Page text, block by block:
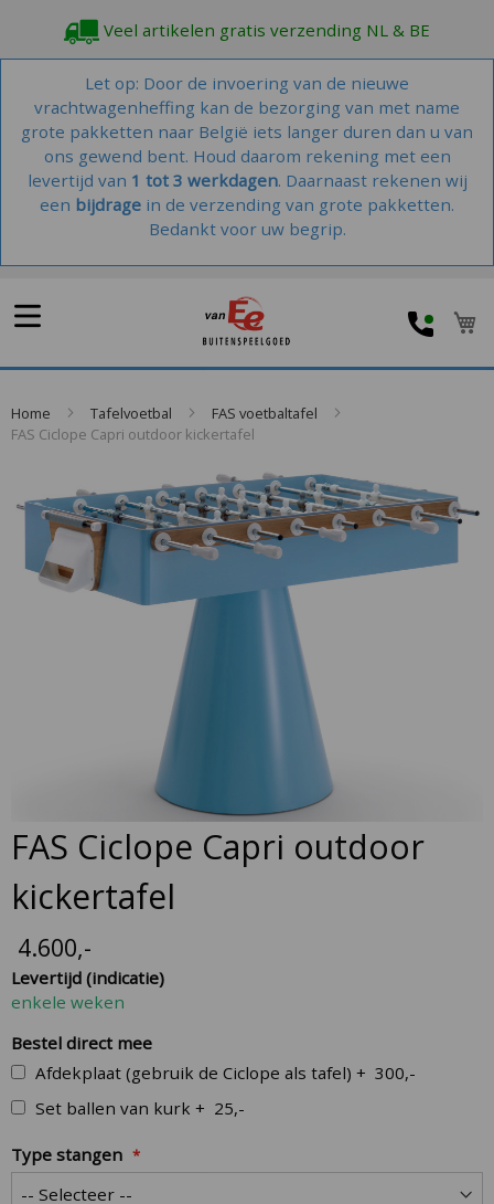
Veel artikelen gratis verzending NL & BE
Let op: Door de invoering van de nieuwe
vrachtwagenheffing kan de bezorging van met name
grote pakketten naar België iets langer duren dan u van
ons gewend bent. Houd daarom rekening met een
levertijd van 1 tot 3 werkdagen. Daarnaast rekenen wij
een bijdrage in de verzending van grote pakketten.
Bedankt voor uw begrip.
Home Tafelvoetbal
FAS voetbaltafel
FAS Ciclope Capri outdoor kickertafel
FAS Ciclope Capri outdoor
kickertafel
4.600,-
Levertijd (indicatie)
enkele weken
Bestel direct mee
Afdekplaat (gebruik de Ciclope als tafel) + 300,-
Set ballen van kurk + 25,-
Type stangen
to
Skip
to
the
beginning
the
images
gallery